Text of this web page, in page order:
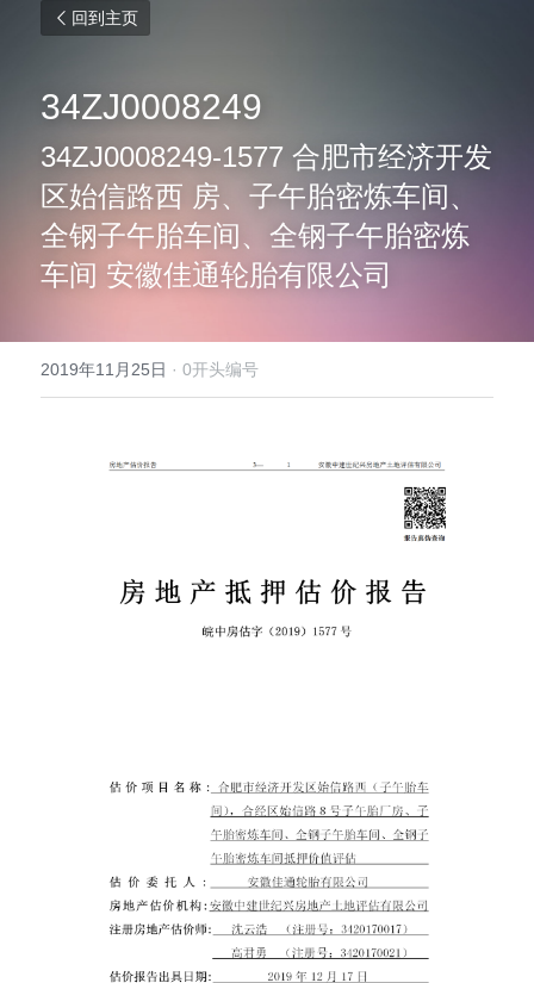
回到主页
34ZJ0008249
34ZJ0008249-1577 合肥市经济开发
区始信路西 房、子午胎密炼车间、
全钢子午胎车间、全钢子午胎密炼
车间 安徽佳通轮胎有限公司
2019年11月25日 · 0开头编号